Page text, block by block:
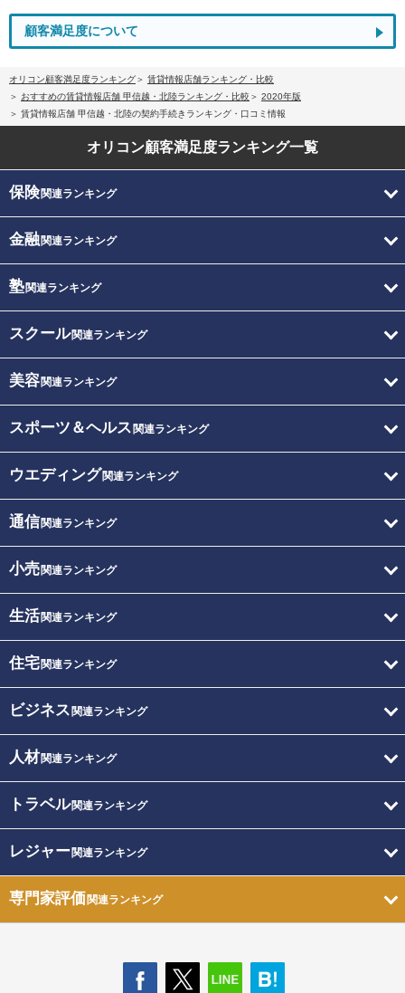
顧客満足度について
オリコン顧客満足度ランキング
賃貸情報店舗ランキング・比較
おすすめの賃貸情報店舗 甲信越・北陸ランキング・比較
2020年版
賃貸情報店舗 甲信越・北陸の契約手続きランキング・口コミ情報
オリコン顧客満足度ランキング一覧
保険関連ランキング
金融関連ランキング
塾関連ランキング
スクール関連ランキング
美容関連ランキング
スポーツ＆ヘルス 関連ランキング
ウエディング関連ランキング
通信関連ランキング
小売関連ランキング
生活関連ランキング
住宅関連ランキング
ビジネス 関連ランキング
人材関連ランキング
トラベル関連ランキング
レジャー関連ランキング
専門家評価関連ランキング